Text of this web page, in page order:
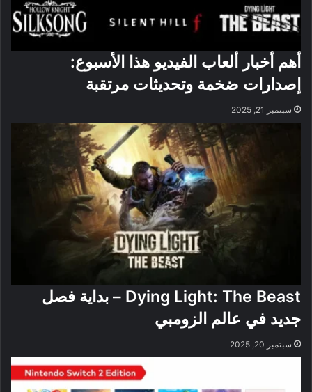
أهم أخبار ألعاب الفيديو هذا الأسبوع:
إصدارات ضخمة وتحديثات مرتقبة
سبتمبر 21, 2025
Dying Light: The Beast – بداية فصل
جديد في عالم الزومبي
سبتمبر 20, 2025